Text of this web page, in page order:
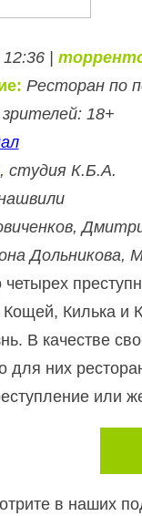
|
Ресторан по
18+
, студия К.Б.А.
Дольникова,
Килька и
В качестве
них
или
в наших